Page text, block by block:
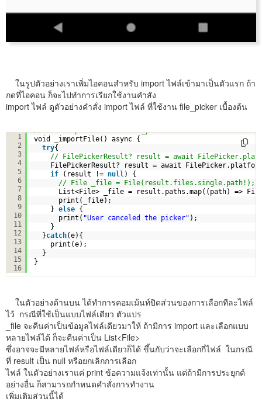
ในรูปตัวอย่างเราเพิ่มไอคอนสำหรับ import ไฟล์เข้ามาเป็นตัวแรก ถ้า
กดที่ไอคอน ก็จะไปทำการเรียกใช้งานคำสัง
import ไฟล์ ดูตัวอย่างคำสั่ง import ไฟล์ ที่ใช้งาน file_picker เบื้องต้น
1
2
3
4
5
6
7
8
9
10
11
12
13
14
15
16
void _importFile() async {
try{
// FilePickerResult? result = await
FilePickerResult? result = await
if
(result != null ) {
// File _file = File(result.files.single.path!);
List<File> _file = result.paths.map((path) =>
print(_file);
} else {
print( "User canceled the picker" );
}
}catch(e){
print(e);
}
}
ในตัวอย่างด้านบน ได้ทำการคอมเม้นท์ปิดส่วนของการเลือกทีละไฟล์
ไว้ กรณีที่ใช้เป็นแบบไฟล์เดียว ตัวแปร
_file จะคืนค่าเป็นข้อมูลไฟล์เดียวมาให้ ถ้ามีการ import และเลือกแบบ
หลายไฟล์ได้ ก็จะคืนค่าเป็น List<File>
ซึ่งอาจจะมีหลายไฟล์หรือไฟล์เดียวก็ได้ ขึ้นกับว่าจะเลือกกี่ไฟล์ ในกรณี
ที่ result เป็น null หรือยกเลิกการเลือก
ไฟล์ ในตัวอย่างเราแค่ print ข้อความแจ้งเท่านั้น แต่ถ้ามีการประยุกต์
อย่างอื่น ก็สามารถกำหนดคำสั่งการทำงาน
เพิ่มเติมส่วนนี้ได้